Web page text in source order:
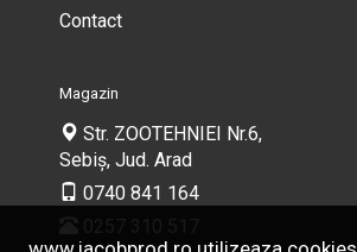
Contact
Magazin
Str. ZOOTEHNIEI Nr.6,
Sebiș, Jud. Arad
0740 841 164